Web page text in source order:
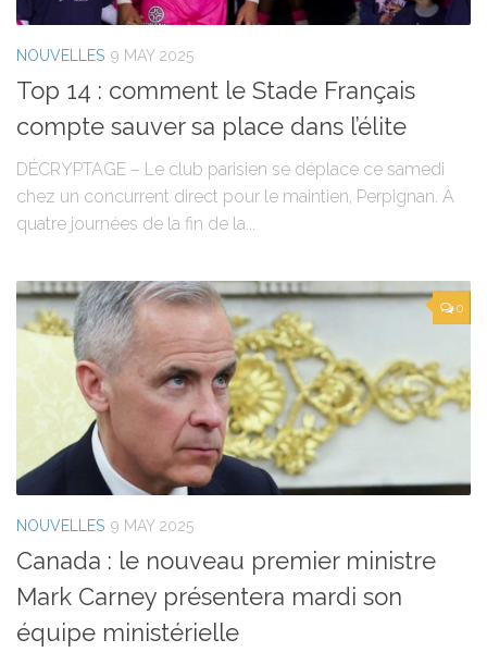
NOUVELLES 9 MAY 2025
Top 14 : comment le Stade Français
compte sauver sa place dans l’élite
DÉCRYPTAGE – Le club parisien se déplace ce samedi
chez un concurrent direct pour le maintien, Perpignan. À
quatre journées de la fin de la...
0
NOUVELLES 9 MAY 2025
Canada : le nouveau premier ministre
Mark Carney présentera mardi son
équipe ministérielle